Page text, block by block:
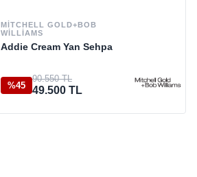
MITCHELL GOLD+BOB
WILLIAMS
Addie Cream Yan Sehpa
%45
90.550 TL
49.500 TL